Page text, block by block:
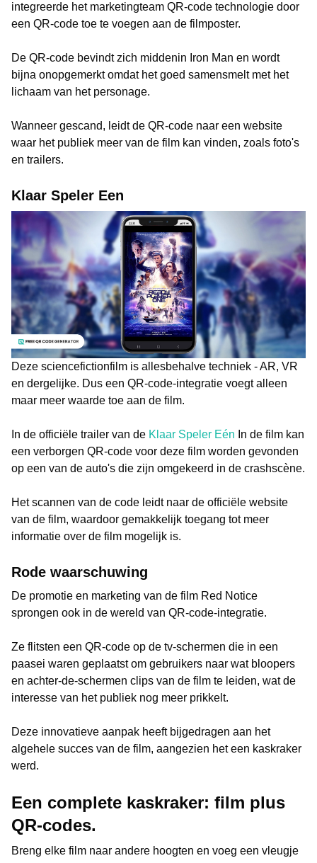
integreerde het marketingteam QR-code technologie door
een QR-code toe te voegen aan de filmposter.
De QR-code bevindt zich middenin Iron Man en wordt
bijna onopgemerkt omdat het goed samensmelt met het
lichaam van het personage.
Wanneer gescand, leidt de QR-code naar een website
waar het publiek meer van de film kan vinden, zoals foto's
en trailers.
Klaar Speler Een
Deze sciencefictionfilm is allesbehalve techniek - AR, VR
en dergelijke. Dus een QR-code-integratie voegt alleen
maar meer waarde toe aan de film.
In de officiële trailer van de Klaar Speler Eén In de film kan
een verborgen QR-code voor deze film worden gevonden
op een van de auto's die zijn omgekeerd in de crashscène.
Het scannen van de code leidt naar de officiële website
van de film, waardoor gemakkelijk toegang tot meer
informatie over de film mogelijk is.
Rode waarschuwing
De promotie en marketing van de film Red Notice
sprongen ook in de wereld van QR-code-integratie.
Ze flitsten een QR-code op de tv-schermen die in een
paasei waren geplaatst om gebruikers naar wat bloopers
en achter-de-schermen clips van de film te leiden, wat de
interesse van het publiek nog meer prikkelt.
Deze innovatieve aanpak heeft bijgedragen aan het
algehele succes van de film, aangezien het een kaskraker
werd.
Een complete kaskraker: film plus
QR-codes.
Breng elke film naar andere hoogten en voeg een vleugje